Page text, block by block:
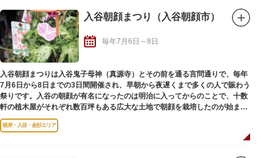
盛大に執り行われる本社神輿は、迫力満点。その威勢と熱気に圧倒されるこ
とでしょう。
また、境内には、所狭しと露店が並び、定番の屋台めしから射的などのゲー
ムまで楽しめ、見物客でにぎわいを見せます。
入谷朝顔まつり（入谷朝顔市）
毎年7月6日～8日
入谷朝顔まつりは入谷鬼子母神（真源寺）とその前を通る言問通りで、毎年
7月6日から8日までの3日間開催され、早朝から夜遅くまで多くの人で賑わう
祭りです。入谷の朝顔が有名になったのは明治に入ってからのことで、十数
軒の植木屋がそれぞれ数百坪もある広大な土地で朝顔を栽培したのが始まり
です。
入谷鬼子母神に隣接するさかもと朝顔広場では、「ふるさと交流物産展」が
根岸・入谷・金杉エリア